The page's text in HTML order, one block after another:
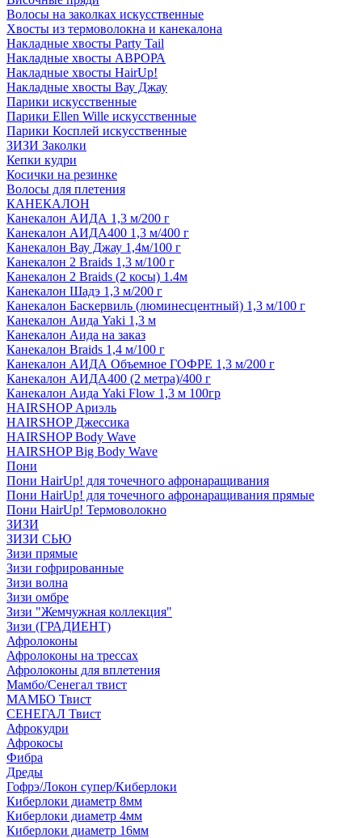
Волосы на заколках искусственные
Хвосты из термоволокна и канекалона
Накладные хвосты Party Tail
Накладные хвосты АВРОРА
Накладные хвосты HairUp!
Накладные хвосты Вау Джау
Парики искусственные
Парики Ellen Wille искусственные
Парики Косплей искусственные
ЗИЗИ Заколки
Кепки кудри
Косички на резинке
Волосы для плетения
КАНЕКАЛОН
Канекалон АИДА 1,3 м/200 г
Канекалон АИДА400 1,3 м/400 г
Канекалон Вау Джау 1,4м/100 г
Канекалон 2 Braids 1,3 м/100 г
Канекалон 2 Braids (2 косы) 1.4м
Канекалон Шадэ 1,3 м/200 г
Канекалон Баскервиль (люминесцентный) 1,3 м/100 г
Канекалон Аида Yaki 1,3 м
Канекалон Аида на заказ
Канекалон Braids 1,4 м/100 г
Канекалон АИДА Объемное ГОФРЕ 1,3 м/200 г
Канекалон АИДА400 (2 метра)/400 г
Канекалон Аида Yaki Flow 1,3 м 100гр
HAIRSHOP Ариэль
HAIRSHOP Джессика
HAIRSHOP Body Wave
HAIRSHOP Big Body Wave
Пони
Пони HairUp! для точечного афронаращивания
Пони HairUp! для точечного афронаращивания прямые
Пони HairUp! Термоволокно
ЗИЗИ
ЗИЗИ СЬЮ
Зизи прямые
Зизи гофрированные
Зизи волна
Зизи омбре
Зизи "Жемчужная коллекция"
Зизи (ГРАДИЕНТ)
Афролоконы
Афролоконы на трессах
Афролоконы для вплетения
Мамбо/Сенегал твист
МАМБО Твист
СЕНЕГАЛ Твист
Афрокудри
Афрокосы
Фибра
Дреды
Гофрэ/Локон супер/Киберлоки
Киберлоки диаметр 8мм
Киберлоки диаметр 4мм
Киберлоки диаметр 16мм